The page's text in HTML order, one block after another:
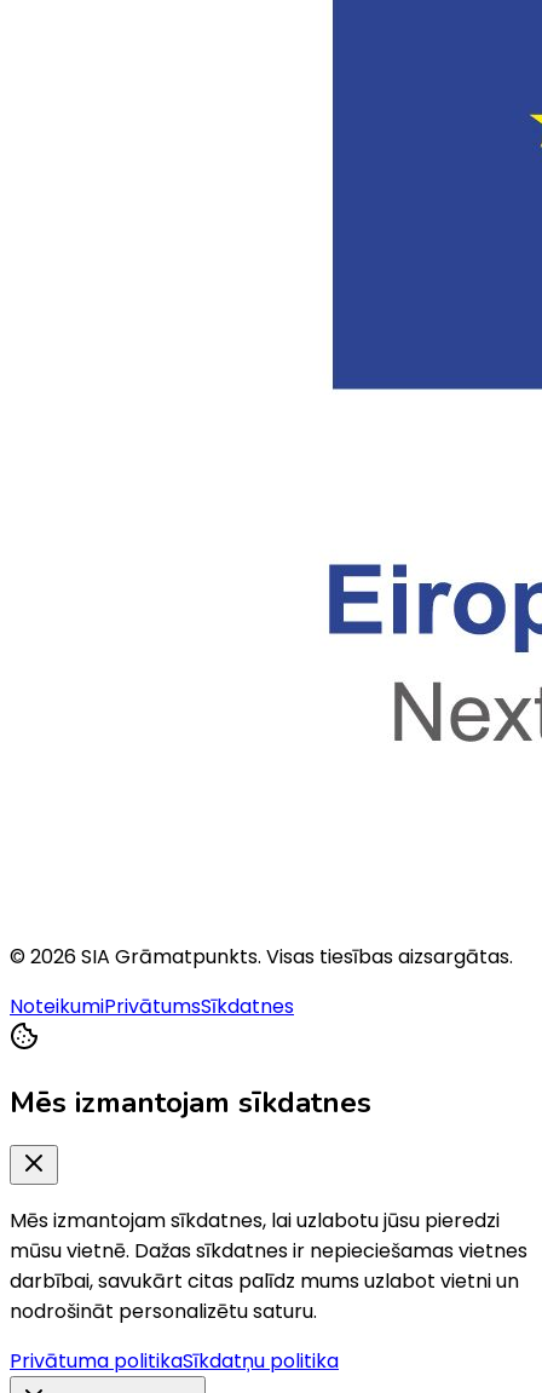
©2026SIA Grāmatpunkts. Visas tiesības aizsargātas.
NoteikumiPrivātumsSīkdatnes
Mēs izmantojam sīkdatnes
Mēs izmantojam sīkdatnes, lai uzlabotu jūsu pieredzi
mūsu vietnē. Dažas sīkdatnes ir nepieciešamas vietnes
darbībai, savukārt citas palīdz mums uzlabot vietni un
nodrošināt personalizētu saturu.
Privātuma politikaSīkdatņu politika